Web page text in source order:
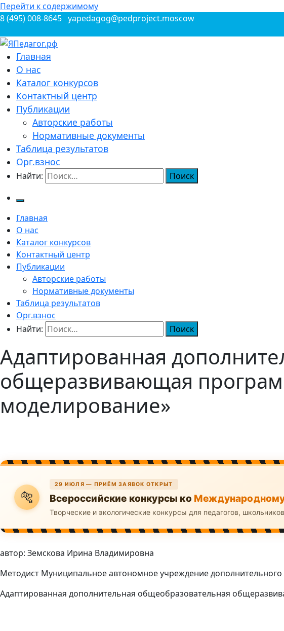
Перейти к содержимому
8 (495) 008-8645 yapedagog@pedproject.moscow
ЯПедагог.рф
Всероссийские конкурсы для педагогов
Главная
О нас
Каталог конкурсов
Контактный центр
Публикации
Авторские работы
Нормативные документы
Таблица результатов
Орг.взнос
Найти:
Главная
О нас
Каталог конкурсов
Контактный центр
Публикации
Авторские работы
Нормативные документы
Таблица результатов
Орг.взнос
Найти:
Адаптированная
общеразвивающая
моделирование»
🐅
29 ИЮЛЯ — ПРИЁМ ЗАЯВОК ОТКРЫТ
Всероссийские конкурсы ко
Творческие и экологические конкурсы для педагогов,
автор: Земскова Ирина Владимировна
Методист Муниципальное автономное учреждение
Адаптированная дополнительная общеобразовательная